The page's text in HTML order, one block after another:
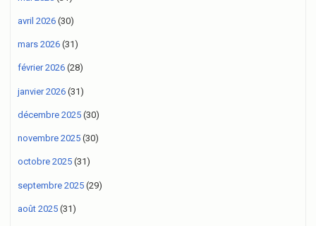
avril 2026 (30)
mars 2026 (31)
février 2026 (28)
janvier 2026 (31)
décembre 2025 (30)
novembre 2025 (30)
octobre 2025 (31)
septembre 2025 (29)
août 2025 (31)